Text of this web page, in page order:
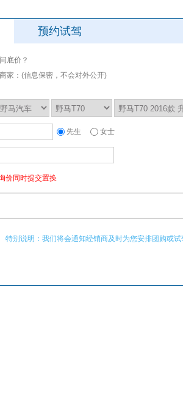
预约试驾
底价？
家：(信息保密，不会对外公开)
先生 女士
价同时提交置换
特别说明：我们将会通知经销商及时为您安排团购或试